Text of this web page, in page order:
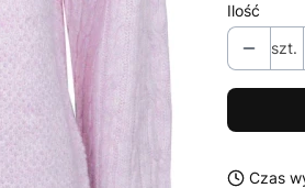
Ilość
szt.
Czas